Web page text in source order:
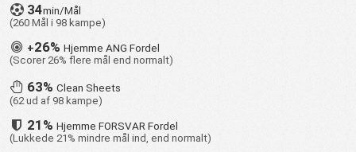
34min/Mål
(260 Mål i 98 kampe)
+26% Hjemme ANG Fordel
(Scorer 26% flere mål end normalt)
63%Clean Sheets
(62 ud af 98 kampe)
21%Hjemme FORSVAR Fordel
(Lukkede 21% mindre mål ind, end normalt)